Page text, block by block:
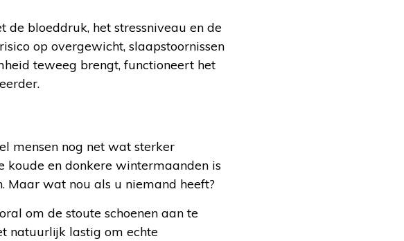
de bloeddruk, het stressniveau en de
op overgewicht, slaapstoornissen
teweeg brengt, functioneert het
mensen nog net wat sterker
koude en donkere wintermaanden is
Maar wat nou als u niemand heeft?
om de stoute schoenen aan te
natuurlijk lastig om echte